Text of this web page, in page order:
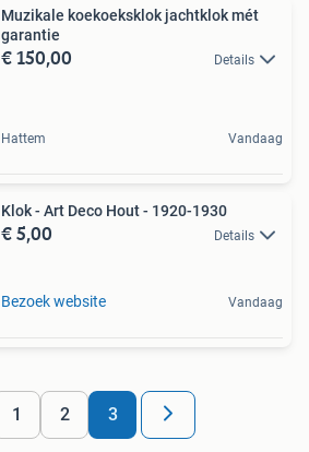
Muzikale koekoeksklok jachtklok mét
garantie
€ 150,00 Details
Hattem Vandaag
Klok - Art Deco Hout - 1920-1930
€ 5,00 Details
Bezoek website Vandaag
1 2 3